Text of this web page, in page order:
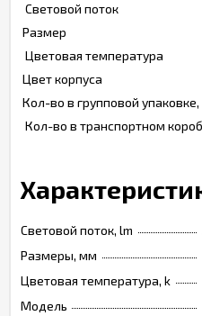
Световой поток
Размер
Цветовая температура
Цвет корпуса
Кол-во в групповой упаковке,
Кол-во в транспортном
Световой поток, lm
Размеры, мм
Цветовая температура, k
Модель